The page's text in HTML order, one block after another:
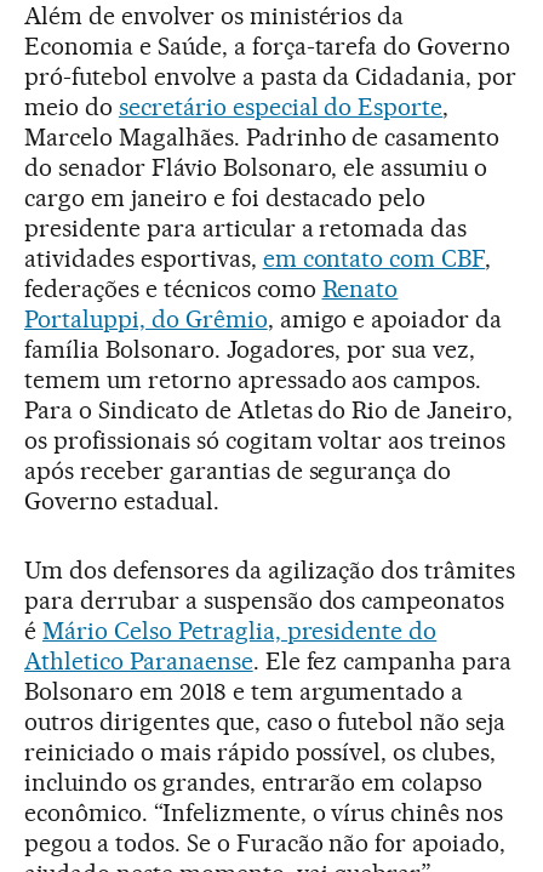
Além de envolver os ministérios da
Economia e Saúde, a força-tarefa do Governo
pró-futebol envolve a pasta da Cidadania, por
meio do secretário especial do Esporte,
Marcelo Magalhães. Padrinho de casamento
do senador Flávio Bolsonaro, ele assumiu o
cargo em janeiro e foi destacado pelo
presidente para articular a retomada das
atividades esportivas, em contato com CBF,
federações e técnicos como Renato
Portaluppi, do Grêmio, amigo e apoiador da
família Bolsonaro. Jogadores, por sua vez,
temem um retorno apressado aos campos.
Para o Sindicato de Atletas do Rio de Janeiro,
os profissionais só cogitam voltar aos treinos
após receber garantias de segurança do
Governo estadual.
Um dos defensores da agilização dos trâmites
para derrubar a suspensão dos campeonatos
é Mário Celso Petraglia, presidente do
Athletico Paranaense. Ele fez campanha para
Bolsonaro em 2018 e tem argumentado a
outros dirigentes que, caso o futebol não seja
reiniciado o mais rápido possível, os clubes,
incluindo os grandes, entrarão em colapso
econômico. “Infelizmente, o vírus chinês nos
pegou a todos. Se o Furacão não for apoiado,